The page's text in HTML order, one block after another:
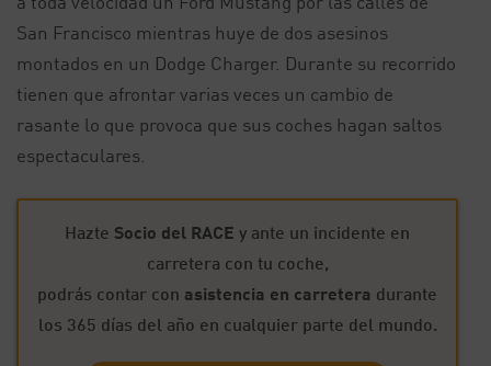
San Francisco mientras huye de dos asesinos
montados en un Dodge Charger. Durante su recorrido
tienen que afrontar varias veces un cambio de
rasante lo que provoca que sus coches hagan saltos
espectaculares.
Hazte Socio del RACE y ante un incidente en
carretera con tu coche,
podrás contar con asistencia en carretera durante
los 365 días del año en cualquier parte del mundo.